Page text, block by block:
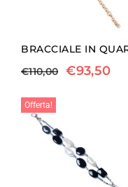
€110,00 €93,50
Offerta!